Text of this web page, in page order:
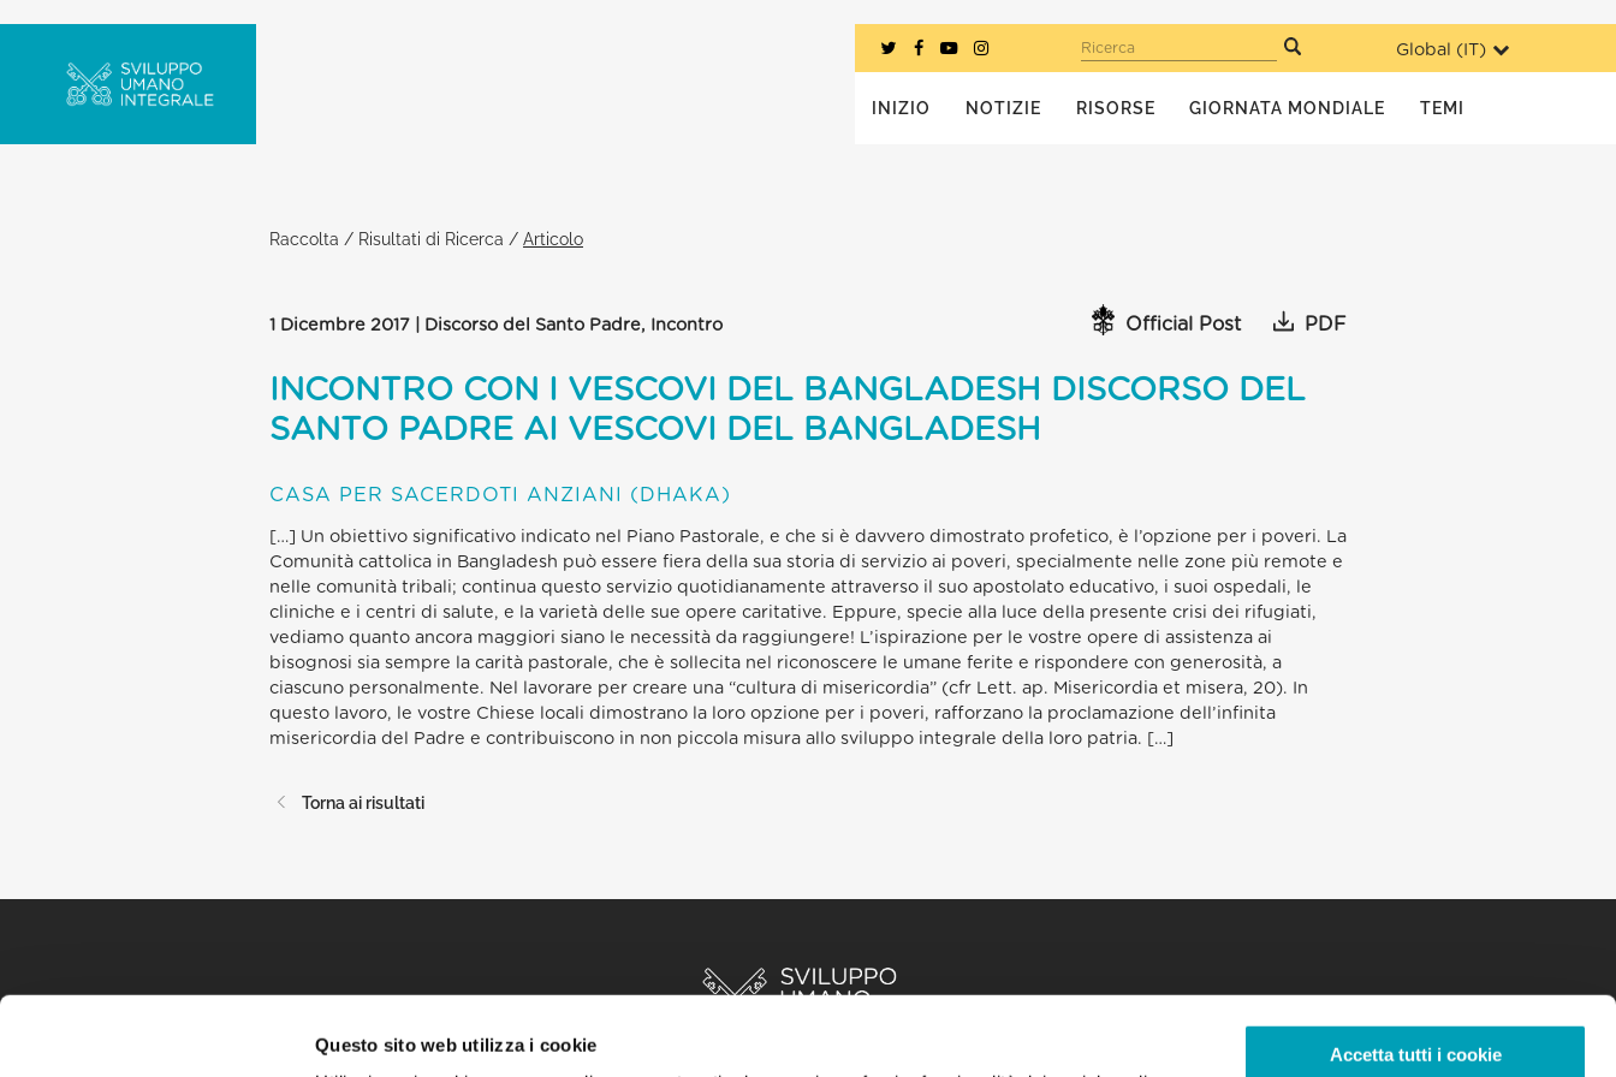
Questo sito web utilizza i cookie
Accetta tutti i cookie
Global ( IT)
Ricerca
INIZIO NOTIZIE RISORSE GIORNATA MONDIALE TEMI
Raccolta / Risultati di Ricerca / Articolo
1 Dicembre 2017 | Discorso del Santo Padre, Incontro Official Post PDF
INCONTRO CON I VESCOVI DEL BANGLADESH DISCORSO DEL
SANTO PADRE AI VESCOVI DEL BANGLADESH
CASA PER SACERDOTI ANZIANI (DHAKA)
[…] Un obiettivo significativo indicato nel Piano Pastorale, e che si è davvero dimostrato profetico, è l’opzione per i poveri. La
Comunità cattolica in Bangladesh può essere fiera della sua storia di servizio ai poveri, specialmente nelle zone più remote e
nelle comunità tribali; continua questo servizio quotidianamente attraverso il suo apostolato educativo, i suoi ospedali, le
cliniche e i centri di salute, e la varietà delle sue opere caritative. Eppure, specie alla luce della presente crisi dei rifugiati,
vediamo quanto ancora maggiori siano le necessità da raggiungere! L’ispirazione per le vostre opere di assistenza ai
bisognosi sia sempre la carità pastorale, che è sollecita nel riconoscere le umane ferite e rispondere con generosità, a
ciascuno personalmente. Nel lavorare per creare una “cultura di misericordia” (cfr Lett. ap. Misericordia et misera, 20). In
questo lavoro, le vostre Chiese locali dimostrano la loro opzione per i poveri, rafforzano la proclamazione dell’infinita
misericordia del Padre e contribuiscono in non piccola misura allo sviluppo integrale della loro patria. […]
Torna ai risultati